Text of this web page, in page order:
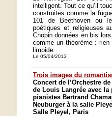
intelligent. Tout ce qu’il
construites comme la
101 de Beethoven ou
poétiques et religieuses
Chopin données en bis
comme un théorème :
limpide.
Le 05/04/2013
Trois images du
Concert de l’Orchestre
de Louis Langrée avec
pianistes Bertrand
Neuburger à la salle
Salle Pleyel, Paris